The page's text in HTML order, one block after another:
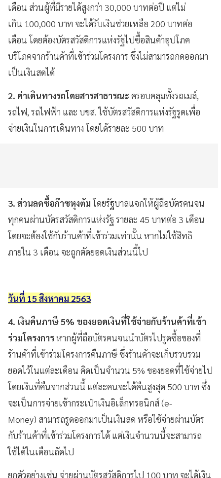
เดือน ส่วนผู้ที่มีรายได้สูงกว่า 30,000 บาทต่อปี แต่ไม่
เกิน 100,000 บาท จะได้รับเงินช่วยเหลือ 200 บาทต่อ
เดือนโดยต้องบัตรสวัสดิการแห่งรัฐไปซื้อสินค้าอุปโภค
บริโภคจากร้านค้าที่เข้าร่วมโครงการ ซึ่งไม่สามารถกดออกมา
เป็นเงินสดได้
2. ค่าเดินทางรถโดยสารสาธารณะ ครอบคลุมทั้งรถเมล์,
รถไฟ, รถไฟฟ้า และ บขส. ใช้บัตรสวัสดิการแห่งรัฐรูดเพื่อ
จ่ายเงินในการเดินทาง โดยได้รายละ 500 บาท
3. ส่วนลดซื้อก๊าซหุงต้ม โดยรัฐบาลแจกให้ผู้ถือบัตรคนจน
ทุกคนผ่านบัตรสวัสดิการแห่งรัฐ รายละ 45 บาทต่อ 3 เดือน
โดยจะต้องใช้กับร้านค้าที่เข้าร่วมเท่านั้น หากไม่ใช้สิทธิ
ภายใน 3 เดือน จะถูกตัดยอดเงินส่วนนี้ไป
วันที่ 15 สิงหาคม 2563
4. เงินคืนภาษี 5% ของยอดเงินที่ใช้จ่ายกับร้านค้าที่เข้า
ร่วมโครงการหากผู้ที่ถือบัตรคนจนนำบัตรไปรูดซื้อของที่
ร้านค้าที่เข้าร่วมโครงการคืนภาษี ซึ่งร้านค้าจะเก็บรวบรวม
ยอดไว้ในแต่ละเดือน คิดเป็นจำนวน 5% ของยอดที่ใช้จ่ายไป
โดยเงินที่คืนจากส่วนนี้ แต่ละคนจะได้คืนสูงสุด 500 บาท ซึ่ง
จะเป็นการจ่ายเข้ากระเป๋าเงินอิเล็กทรอนิกส์(e-
Money) สามารถรูดออกมาเป็นเงินสด หรือใช้จ่ายผ่านบัตร
กับร้านค้าที่เข้าร่วมโครงการได้ แต่เงินจำนวนนี้จะสามารถ
ใช้ได้ในเดือนถัดไป
ยกตัวอย่างเช่น จ่ายผ่านบัตรสวัสดิการไป 100 บาท จะได้เงิน